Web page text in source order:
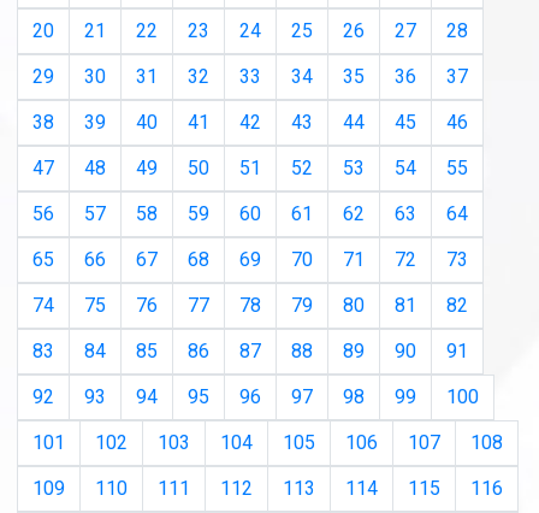
20
21 22 23 24 25 26 27
28
29
30 31 32 33 34 35 36
37
38
39 40 41 42 43 44 45
46
47
48 49 50 51 52 53 54
55
56
57 58 59 60 61 62 63
64
65
66 67 68 69 70 71 72
73
74
75 76 77 78 79 80 81
82
83
84 85 86 87 88 89 90
91
92
93 94 95 96 97 98 99
100
101
102 103 104 105 106 107
108
109
110 111 112 113 114 115
116